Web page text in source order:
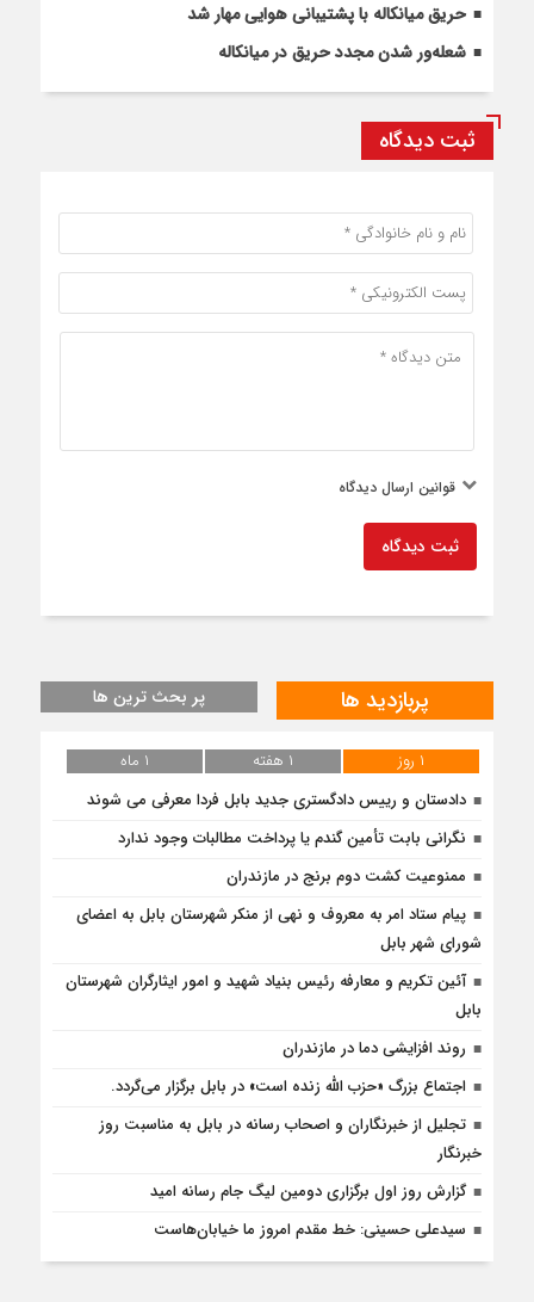
حریق میانکاله با پشتیبانی هوایی مهار شد
شعله‌ور شدن مجدد حریق در میانکاله
ثبت دیدگاه
قوانین ارسال دیدگاه
ثبت دیدگاه
پربازدید ها پر بحث ترین ها
۱ روز ۱ هفته
۱ ماه
دادستان و رییس دادگستری جدید بابل فردا معرفی می شوند
نگرانی بابت تأمین گندم یا پرداخت مطالبات وجود ندارد
ممنوعیت کشت دوم برنج در مازندران
پیام ستاد امر به معروف و نهی از منکر شهرستان بابل به اعضای
شورای شهر بابل
آئین تکریم و معارفه رئیس بنیاد شهید و امور ایثارگران شهرستان
بابل
روند افزایشی دما در مازندران
اجتماع بزرگ «حزب الله زنده است» در بابل برگزار می‌گردد.
تجلیل از خبرنگاران و اصحاب رسانه در بابل به مناسبت روز
خبرنگار
گزارش روز اول برگزاری دومین لیگ جام رسانه امید
سیدعلی حسینی: خط مقدم امروز ما خیابان‌هاست